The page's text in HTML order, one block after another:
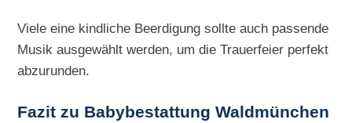
Viele eine kindliche Beerdigung sollte auch passende
Musik ausgewählt werden, um die Trauerfeier perfekt
abzurunden.
Fazit zu Babybestattung Waldmünchen